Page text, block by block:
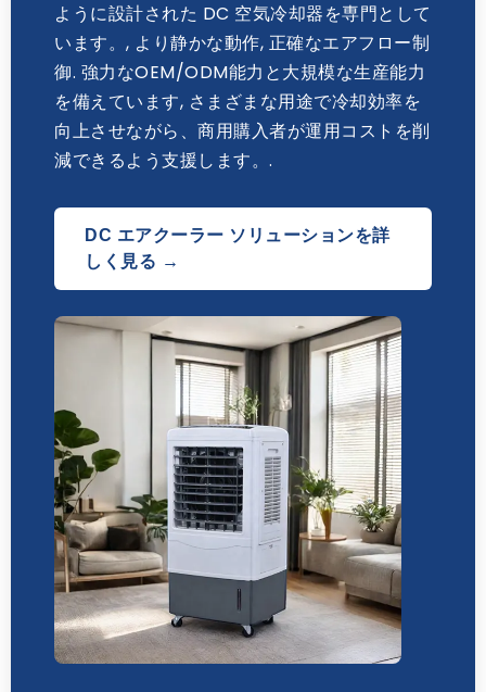
ように設計された DC 空気冷却器を専門として
います。, より静かな動作, 正確なエアフロー制
御. 強力なOEM/ODM能力と大規模な生産能力
を備えています, さまざまな用途で冷却効率を
向上させながら、商用購入者が運用コストを削
減できるよう支援します。.
DC エアクーラー ソリューションを詳
しく見る →